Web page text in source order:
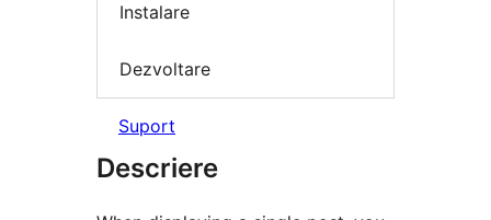
Instalare
Dezvoltare
Suport
Descriere